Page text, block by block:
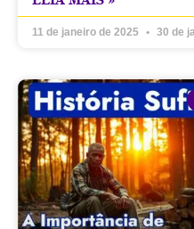
11 de janeiro de 2025 30 de